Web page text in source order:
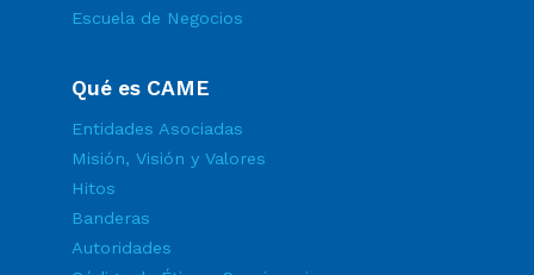
Escuela de Negocios
Qué es CAME
Entidades Asociadas
Misión, Visión y Valores
Hitos
Banderas
Autoridades